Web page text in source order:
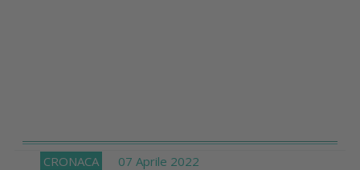
CRONACA 07 Aprile 2022